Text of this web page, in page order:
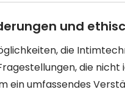
und
die
die
ein umfassendes